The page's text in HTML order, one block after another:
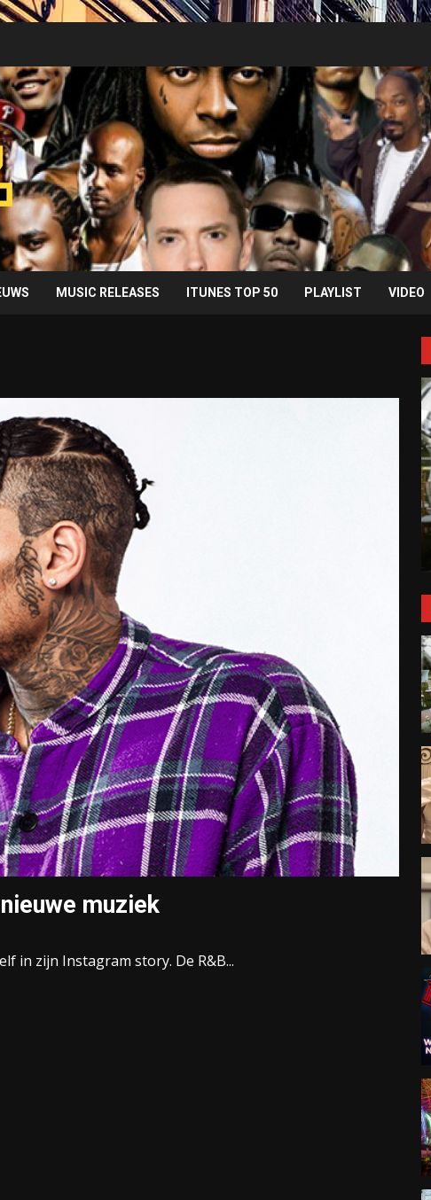
MUSIC RELEASES ITUNES TOP 50 PLAYLIST VIDEO
muziek
in zijn Instagram story. De R&B...
Taylor Swift officieel getrouwd met Travis
Kelce
1 month ago